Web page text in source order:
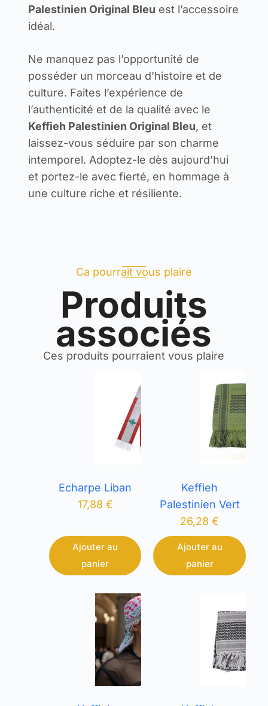
Palestinien Original Bleu est l’accessoire
idéal.
Ne manquez pas l’opportunité de
posséder un morceau d’histoire et de
culture. Faites l’expérience de
l’authenticité et de la qualité avec le
Keffieh Palestinien Original Bleu, et
laissez-vous séduire par son charme
intemporel. Adoptez-le dès aujourd’hui
et portez-le avec fierté, en hommage à
une culture riche et résiliente.
Ca pourrait vous plaire
Produits
associés
Ces produits pourraient vous plaire
Echarpe Liban
17,88 €
Ajouter au
panier
Keffieh
Palestinien Vert
26,28€
Ajouter au
panier